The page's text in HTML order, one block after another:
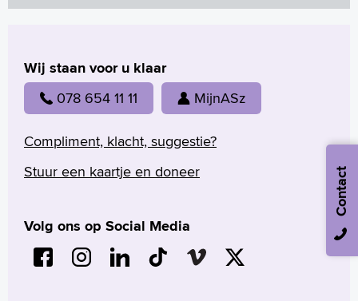
Wij staan voor u klaar
078 654 11 11 MijnASz
Compliment, klacht, suggestie?
Stuur een kaartje en doneer
Volg ons op Social Media
Contact